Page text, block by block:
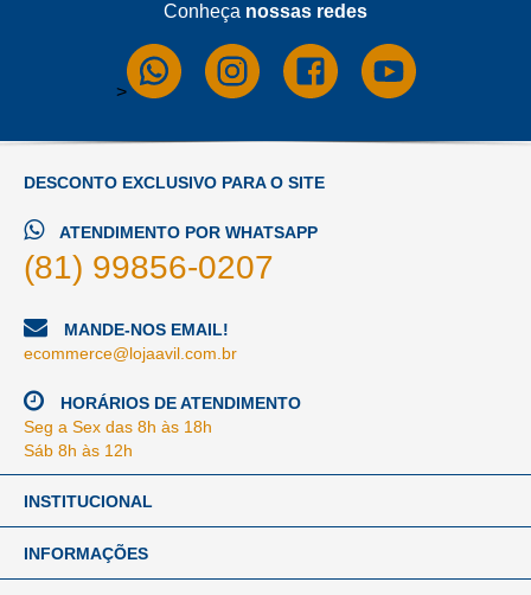
Conheça nossas redes
>
DESCONTO EXCLUSIVO PARA O SITE
ATENDIMENTO POR WHATSAPP
(81) 99856-0207
MANDE-NOS EMAIL!
ecommerce@lojaavil.com.br
HORÁRIOS DE ATENDIMENTO
Seg a Sex das 8h às 18h
Sáb 8h às 12h
INSTITUCIONAL
INFORMAÇÕES